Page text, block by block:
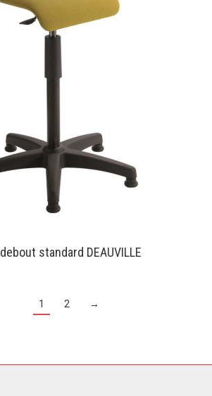
standard DEAUVILLE
1 2 →